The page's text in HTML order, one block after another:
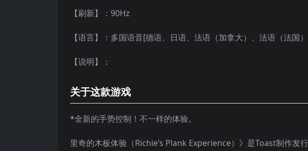
【刷新】：90Hz
【语言】：多国语音[德语、日语、法语（加拿大）、法语（法国
【说明】：
关于这款游戏
*全新的手势控制！不一样的体验。
里奇的木板体验（Richie’s Plank Experience）》是Toast制作发